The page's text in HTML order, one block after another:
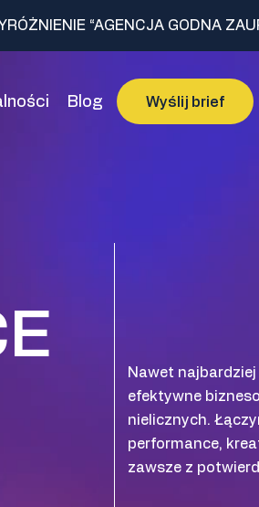
“AGENCJA GODNA
Blog Wyślij brief
Nawet
efektywne
nielicznych.
performance,
zawsze z